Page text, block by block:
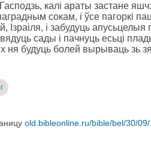
калі араты застане
сокам, і ўсе пагоркі
Ізраіля, і забудуць апусьцелыя
сады і пачнуць есьці
іх ня будуць болей вырываць
old.bibleonline.ru/bible/bel/30/09/